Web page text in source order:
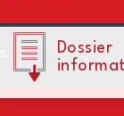
Dossier